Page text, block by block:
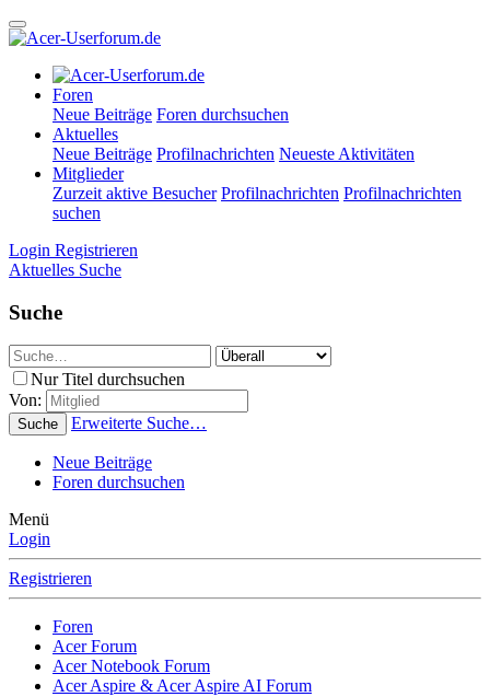
Foren
Neue Beiträge Foren durchsuchen
Aktuelles
Neue Beiträge Profilnachrichten Neueste Aktivitäten
Mitglieder
Zurzeit aktive Besucher Profilnachrichten Profilnachrichten
suchen
Login Registrieren
Aktuelles Suche
Suche
Nur Titel durchsuchen
Von:
Suche Erweiterte Suche…
Neue Beiträge
Foren durchsuchen
Menü
Login
Registrieren
Foren
Acer Forum
Acer Notebook Forum
Acer Aspire & Acer Aspire AI Forum